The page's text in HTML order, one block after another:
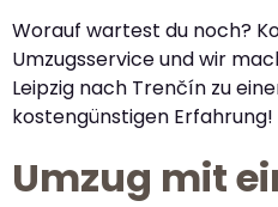
Worauf wartest du noch?
Umzugsservice und wir
Leipzig nach Trenčín zu
kostengünstigen Erfahrung!
Umzug mit